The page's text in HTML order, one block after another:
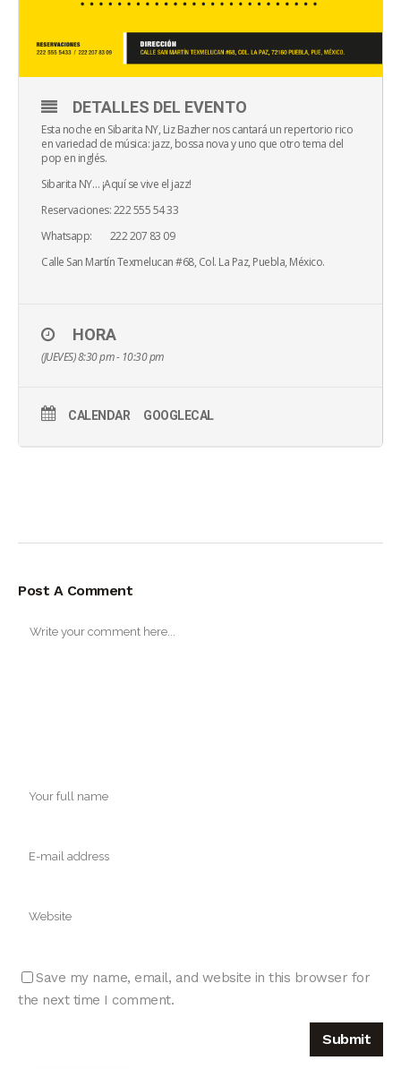
DETALLES DEL EVENTO
Esta noche en Sibarita NY, Liz Bazher nos cantará un repertorio rico
en variedad de música: jazz, bossa nova y uno que otro tema del
pop en inglés.
Sibarita NY… ¡Aquí se vive el jazz!
Reservaciones: 222 555 54 33
Whatsapp: 222 207 83 09
Calle San Martín Texmelucan #68, Col. La Paz, Puebla, México.
HORA
(JUEVES) 8:30 pm - 10:30 pm
CALENDAR GOOGLECAL
Post A Comment
Save my name, email, and website in this browser for
the next time I comment.